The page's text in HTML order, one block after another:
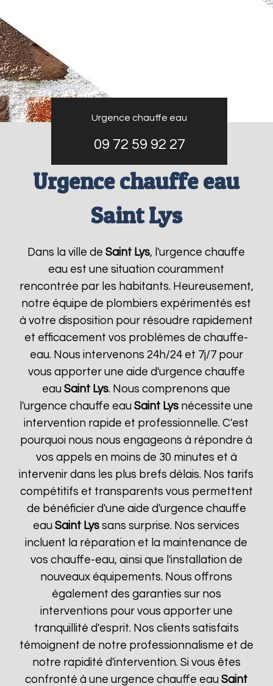
Urgence chauffe eau
09 72 59 92 27
Urgence chauffe eau
Saint Lys
Dans la ville deSaint Lys, l'urgence chauffe
eau est une situation couramment
rencontrée par les habitants. Heureusement,
notre équipe de plombiers expérimentés est
à votre disposition pour résoudre rapidement
et efficacement vos problèmes de chauffe-
eau. Nous intervenons 24h/24 et 7j/7 pour
vous apporter une aide d'urgence chauffe
eauSaint Lys. Nous comprenons que
l'urgence chauffe eauSaint Lys nécessite une
intervention rapide et professionnelle. C'est
pourquoi nous nous engageons à répondre à
vos appels en moins de 30 minutes et à
intervenir dans les plus brefs délais. Nos tarifs
compétitifs et transparents vous permettent
de bénéficier d'une aide d'urgence chauffe
eauSaint Lys sans surprise. Nos services
incluent la réparation et la maintenance de
vos chauffe-eau, ainsi que l'installation de
nouveaux équipements. Nous offrons
également des garanties sur nos
interventions pour vous apporter une
tranquillité d'esprit. Nos clients satisfaits
témoignent de notre professionnalisme et de
notre rapidité d'intervention. Si vous êtes
confronté à une urgence chauffe eauSaint